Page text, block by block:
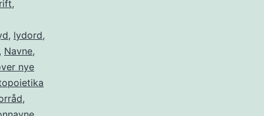
,
, lydord,
, Navne,
nye
,